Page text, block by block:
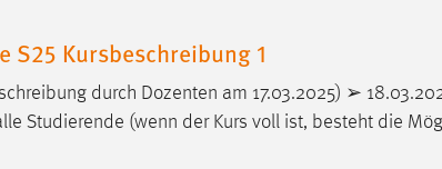
S25 Kursbeschreibung 1
durch Dozenten am 17.03.2025) ➢
Studierende (wenn der Kurs voll ist, besteht die
können.
mibew-chat-frame-
=